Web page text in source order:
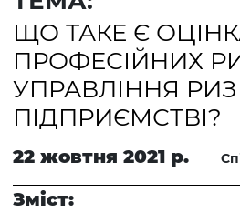
ЩО ТАКЕ Є
ПРОФЕСІЙНИХ
УПРАВЛІННЯ
ПІДПРИЄМСТВІ?
22 жовтня 2021 р.
Зміст: